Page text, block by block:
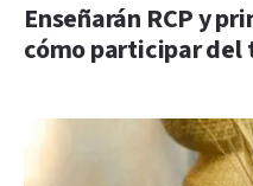
Enseñarán RCP y
cómo participar